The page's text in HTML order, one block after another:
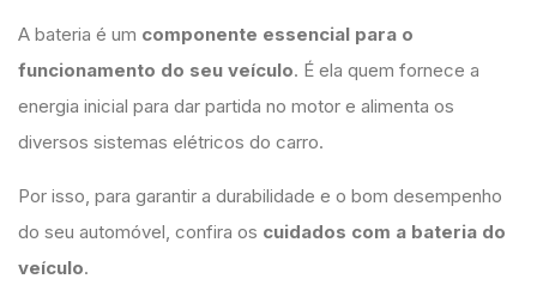
A bateria é um componente essencial para o
funcionamento do seu veículo. É ela quem fornece a
energia inicial para dar partida no motor e alimenta os
diversos sistemas elétricos do carro.
Por isso, para garantir a durabilidade e o bom desempenho
do seu automóvel, confira os cuidados com a bateria do
veículo.